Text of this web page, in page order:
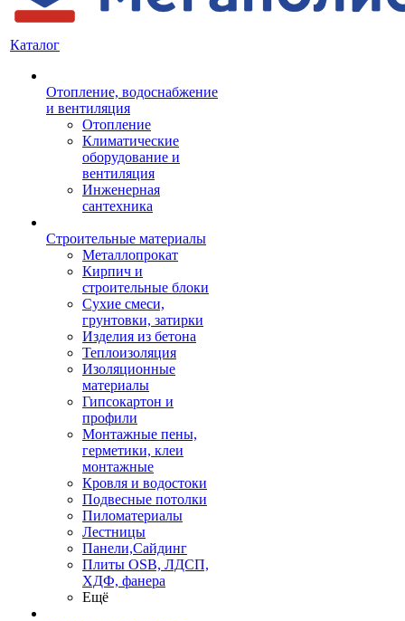
Каталог
Отопление, водоснабжение
и вентиляция
Отопление
Климатические
оборудование и
вентиляция
Инженерная
сантехника
Строительные материалы
Металлопрокат
Кирпич и
строительные блоки
Сухие смеси,
грунтовки, затирки
Изделия из бетона
Теплоизоляция
Изоляционные
материалы
Гипсокартон и
профили
Монтажные пены,
герметики, клеи
монтажные
Кровля и водостоки
Подвесные потолки
Пиломатериалы
Лестницы
Панели,Сайдинг
Плиты OSB, ЛДСП,
ХДФ, фанера
Ещё